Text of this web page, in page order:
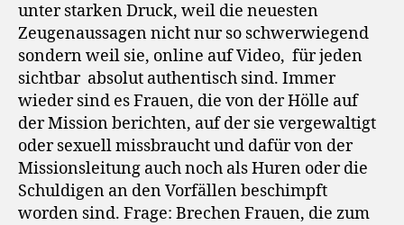
unter starken Druck, weil die neuesten
Zeugenaussagen nicht nur so schwerwiegend
sondern weil sie, online auf Video, für jeden
sichtbar absolut authentisch sind. Immer
wieder sind es Frauen, die von der Hölle auf
der Mission berichten, auf der sie vergewaltigt
oder sexuell missbraucht und dafür von der
Missionsleitung auch noch als Huren oder die
Schuldigen an den Vorfällen beschimpft
worden sind. Frage: Brechen Frauen, die zum